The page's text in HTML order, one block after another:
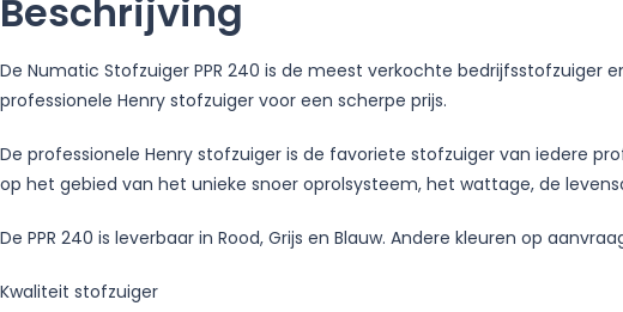
Beschrijving
De Numatic Stofzuiger PPR 240 is de meest verkochte
professionele Henry stofzuiger voor een scherpe prijs.
De professionele Henry stofzuiger is de favoriete stofzuiger van iedere
op het gebied van het unieke snoer oprolsysteem, het wattage, de
De PPR 240 is leverbaar in Rood, Grijs en Blauw. Andere kleuren op
Kwaliteit stofzuiger